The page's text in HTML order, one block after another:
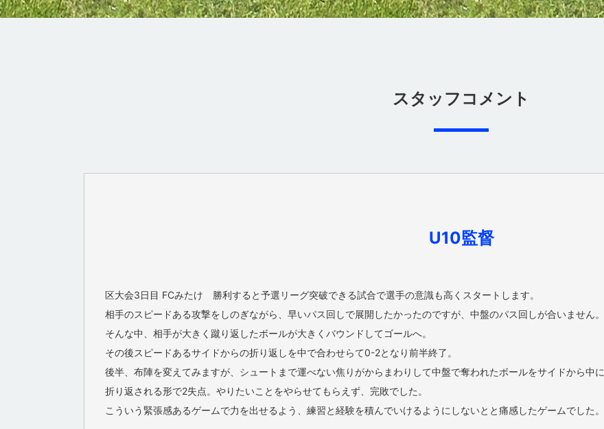
スタッフコメント
U10監督
区大会3日目 FCみたけ 勝利すると予選リーグ突破できる試合で選手の意識も高くスタートします。
相手のスピードある攻撃をしのぎながら、早いパス回しで展開したかったのですが、中盤のパス回しが合いません。
そんな中、相手が大きく蹴り返したボールが大きくバウンドしてゴールへ。
その後スピードあるサイドからの折り返しを中で合わせらて0-2となり前半終了。
後半、布陣を変えてみますが、シュートまで運べない焦りがからまわりして中盤で奪われたボールをサイドから中に
折り返される形で2失点。やりたいことをやらせてもらえず、完敗でした。
こういう緊張感あるゲームで力を出せるよう、練習と経験を積んでいけるようにしないとと痛感したゲームでした。